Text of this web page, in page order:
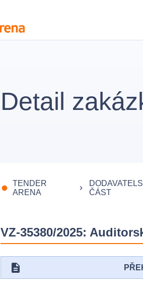
Detail
fiber_manual_record
TENDER
ARENA
keyboard_arrow_right
ČÁST
VZ-35380/2025:
description